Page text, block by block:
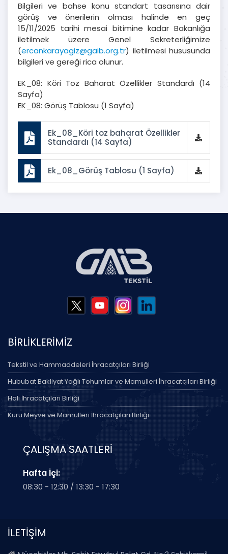
Bilgileri ve bahse konu standart tasarısına dair
görüş ve önerilerin olması halinde en geç
15/11/2025 tarihi mesai bitimine kadar Bakanlığa
iletilmek üzere Genel Sekreterliğimize
(ercankarayagiz@gaib.org.tr) iletilmesi hususunda
bilgileri ve gereği rica olunur.
EK_08: Köri Toz Baharat Özellikler Standardı (14
Sayfa)
EK_08: Görüş Tablosu (1 Sayfa)
Ek_08_Köri toz baharat Özellikler
Standardı (14 Sayfa)
Ek_08_Görüş Tablosu (1 Sayfa)
BİRLİKLERİMİZ
Tekstil ve Hammaddeleri İhracatçıları Birliği
Hububat Bakliyat Yağlı Tohumlar ve Mamulleri İhracatçıları Birliği
Halı İhracatçıları Birliği
Kuru Meyve ve Mamulleri İhracatçıları Birliği
ÇALIŞMA SAATLERİ
Hafta İçi:
08:30 - 12:30 / 13:30 - 17:30
İLETİŞİM